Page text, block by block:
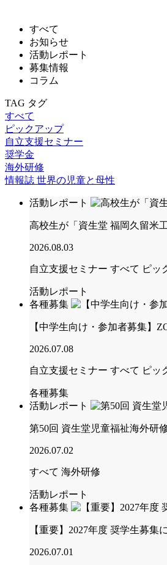
すべて
お知らせ
活動レポート
募集情報
コラム
TAG タグ
すべて
ピックアップ
自立支援セミナー
奨学金
海外研修
情報誌 世界の児童と母性
活動レポート
高校生が「資生堂 福岡久留米
2026.08.03
自立支援セミナー すべて ピッ
活動レポート
各種募集
【中学生向け・参加者募集】
2026.07.08
自立支援セミナー すべて ピッ
各種募集
活動レポート
第50回 資生堂児童福祉海外研
2026.07.02
すべて 海外研修
活動レポート
各種募集
【重要】2027年度 奨学生募
2026.07.01